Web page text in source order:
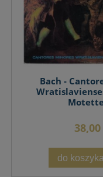
Bach -
38,00
do koszyka